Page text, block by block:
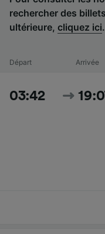
rechercher des
ultérieure, cliquez ici.
Départ Arrivée
03:42